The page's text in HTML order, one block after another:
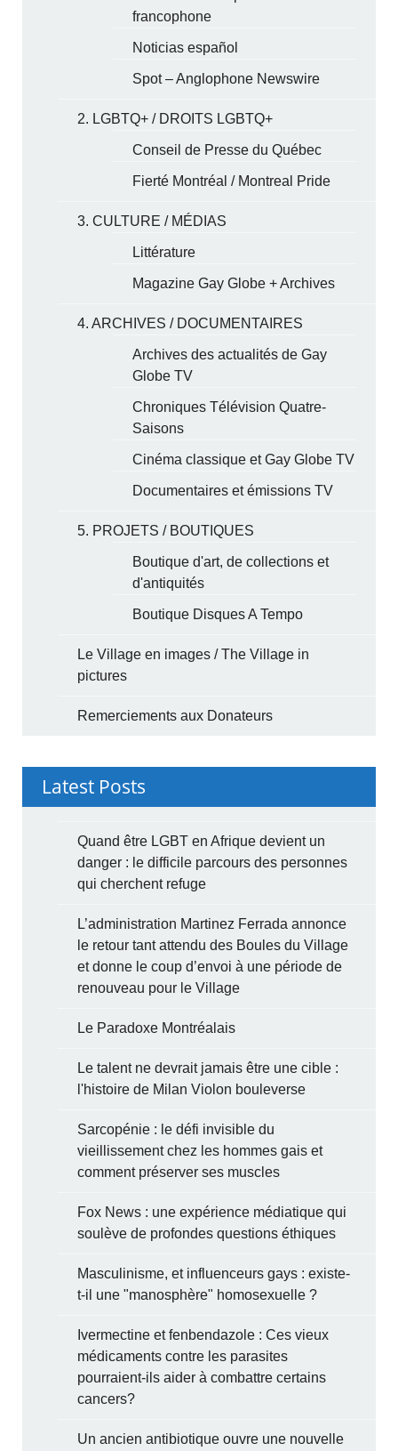
francophone
Noticias español
Spot – Anglophone Newswire
2. LGBTQ+ / DROITS LGBTQ+
Conseil de Presse du Québec
Fierté Montréal / Montreal Pride
3. CULTURE / MÉDIAS
Littérature
Magazine Gay Globe + Archives
4. ARCHIVES / DOCUMENTAIRES
Archives des actualités de Gay
Globe TV
Chroniques Télévision Quatre-
Saisons
Cinéma classique et Gay Globe TV
Documentaires et émissions TV
5. PROJETS / BOUTIQUES
Boutique d'art, de collections et
d'antiquités
Boutique Disques A Tempo
Le Village en images / The Village in
pictures
Remerciements aux Donateurs
Latest Posts
Quand être LGBT en Afrique devient un
danger : le difficile parcours des personnes
qui cherchent refuge
L’administration Martinez Ferrada annonce
le retour tant attendu des Boules du Village
et donne le coup d’envoi à une période de
renouveau pour le Village
Le Paradoxe Montréalais
Le talent ne devrait jamais être une cible :
l'histoire de Milan Violon bouleverse
Sarcopénie : le défi invisible du
vieillissement chez les hommes gais et
comment préserver ses muscles
Fox News : une expérience médiatique qui
soulève de profondes questions éthiques
Masculinisme, et influenceurs gays : existe-
t-il une "manosphère" homosexuelle ?
Ivermectine et fenbendazole : Ces vieux
médicaments contre les parasites
pourraient-ils aider à combattre certains
cancers?
Un ancien antibiotique ouvre une nouvelle